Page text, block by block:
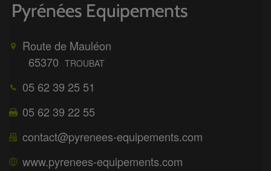
Route de Mauléon
65370 TROUBAT
05 62 39 25 51
05 62 39 22 55
contact@pyrenees-equipements.com
www.pyrenees-equipements.com